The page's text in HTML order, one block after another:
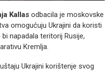
Kallas odbacila je moskovske
omogućuju Ukrajini da koristi
napadala teritorij Rusije,
Kremlja.
Ukrajini korištenje svog